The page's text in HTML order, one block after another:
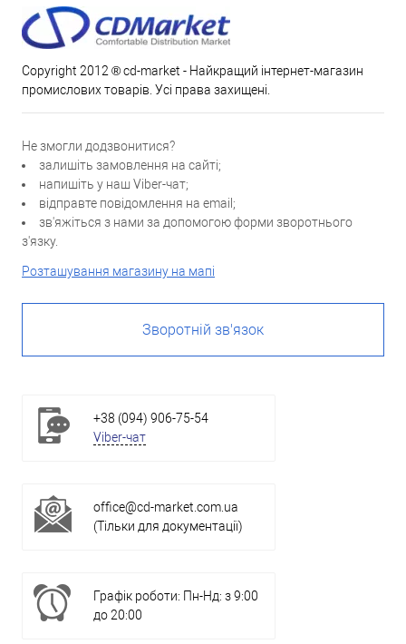
Copyright 2012 ® cd-market - Найкращий інтернет-магазин
промислових товарів. Усі права захищені.
Не змогли додзвонитися?
залишіть замовлення на сайті;
напишіть у наш Viber-чат;
відправте повідомлення на email;
зв'яжіться з нами за допомогою форми зворотнього
з'язку.
Розташування магазину на мапі
Зворотній зв'язок
+38 (094) 906-75-54
Viber-чат
office@cd-market.com.ua
(Тільки для документації)
Графік роботи: Пн-Нд: з 9:00
до 20:00